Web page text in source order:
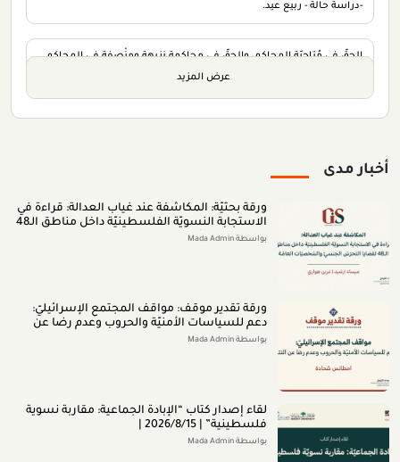
-دراسة حالة - ربيع عيد.
الحقّ في مُتاحيّة المحاكم، والحقّ في محاكمة نزيهة ومنْصفة في المحاكم
الكنسيّة في إسرائيل - د. سونيا بولس.
عرض المزيد
أخبار مدى
ورقة بحثيّة: المكاشفة عند غياب العدالة: قراءة في
الاستجابة النسويّة الفلسطينيّة داخل مناطق الـ48
لقضايا التحرّش الجنسيّ والشخصيّات العامّة (اب
بواسطة Mada Admin
ورقة تقدير موقف: مواقف المجتمع الإسرائيليّ:
دعم للسياسات الأمنيّة والحروب وعدم رضا عن
النتائج (تمّوز 2026)
بواسطة Mada Admin
لقاء إصدار كتاب “اﻹﺑﺎدةّ اﻟﺠﻤﺎﻋﻴﺔ: ﻣﻘﺎرﺑﺔ ﻧﺴﻮﻳﺔ
ﻓﻠﺴﻄﻴﻨﻴﺔ” | 2026/8/15 |
بواسطة Mada Admin